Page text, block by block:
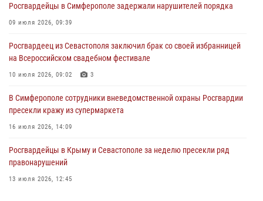
Поздравление начальника Главного управления Росгвардии по
Республике Крым и городу Севастополю с Днём образования СОБР
23 июля 2026, 03:38
Росгвардейцы в Симферополе задержали нарушителей порядка
09 июля 2026, 09:39
Росгвардеец из Севастополя заключил брак со своей избранницей
на Всероссийском свадебном фестивале
10 июля 2026, 09:02 3
В Симферополе сотрудники вневедомственной охраны Росгвардии
пресекли кражу из супермаркета
16 июля 2026, 14:09
Росгвардейцы в Крыму и Севастополе за неделю пресекли ряд
правонарушений
13 июля 2026, 12:45